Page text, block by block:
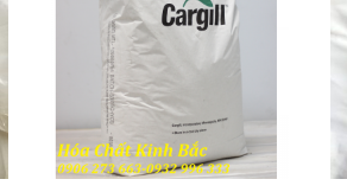
Add to
wishlist